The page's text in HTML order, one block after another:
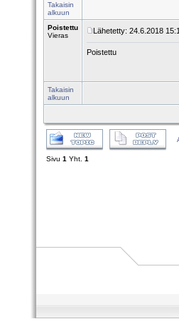
Takaisin
alkuun
Poistettu
Vieras
Lähetetty: 24.6.2018
Poistettu
Takaisin
alkuun
Sivu 1 Yht. 1